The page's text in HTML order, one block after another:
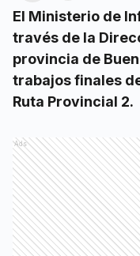
El Ministerio de
través de la
provincia de
trabajos finales
Ruta Provincial 2.
Ads